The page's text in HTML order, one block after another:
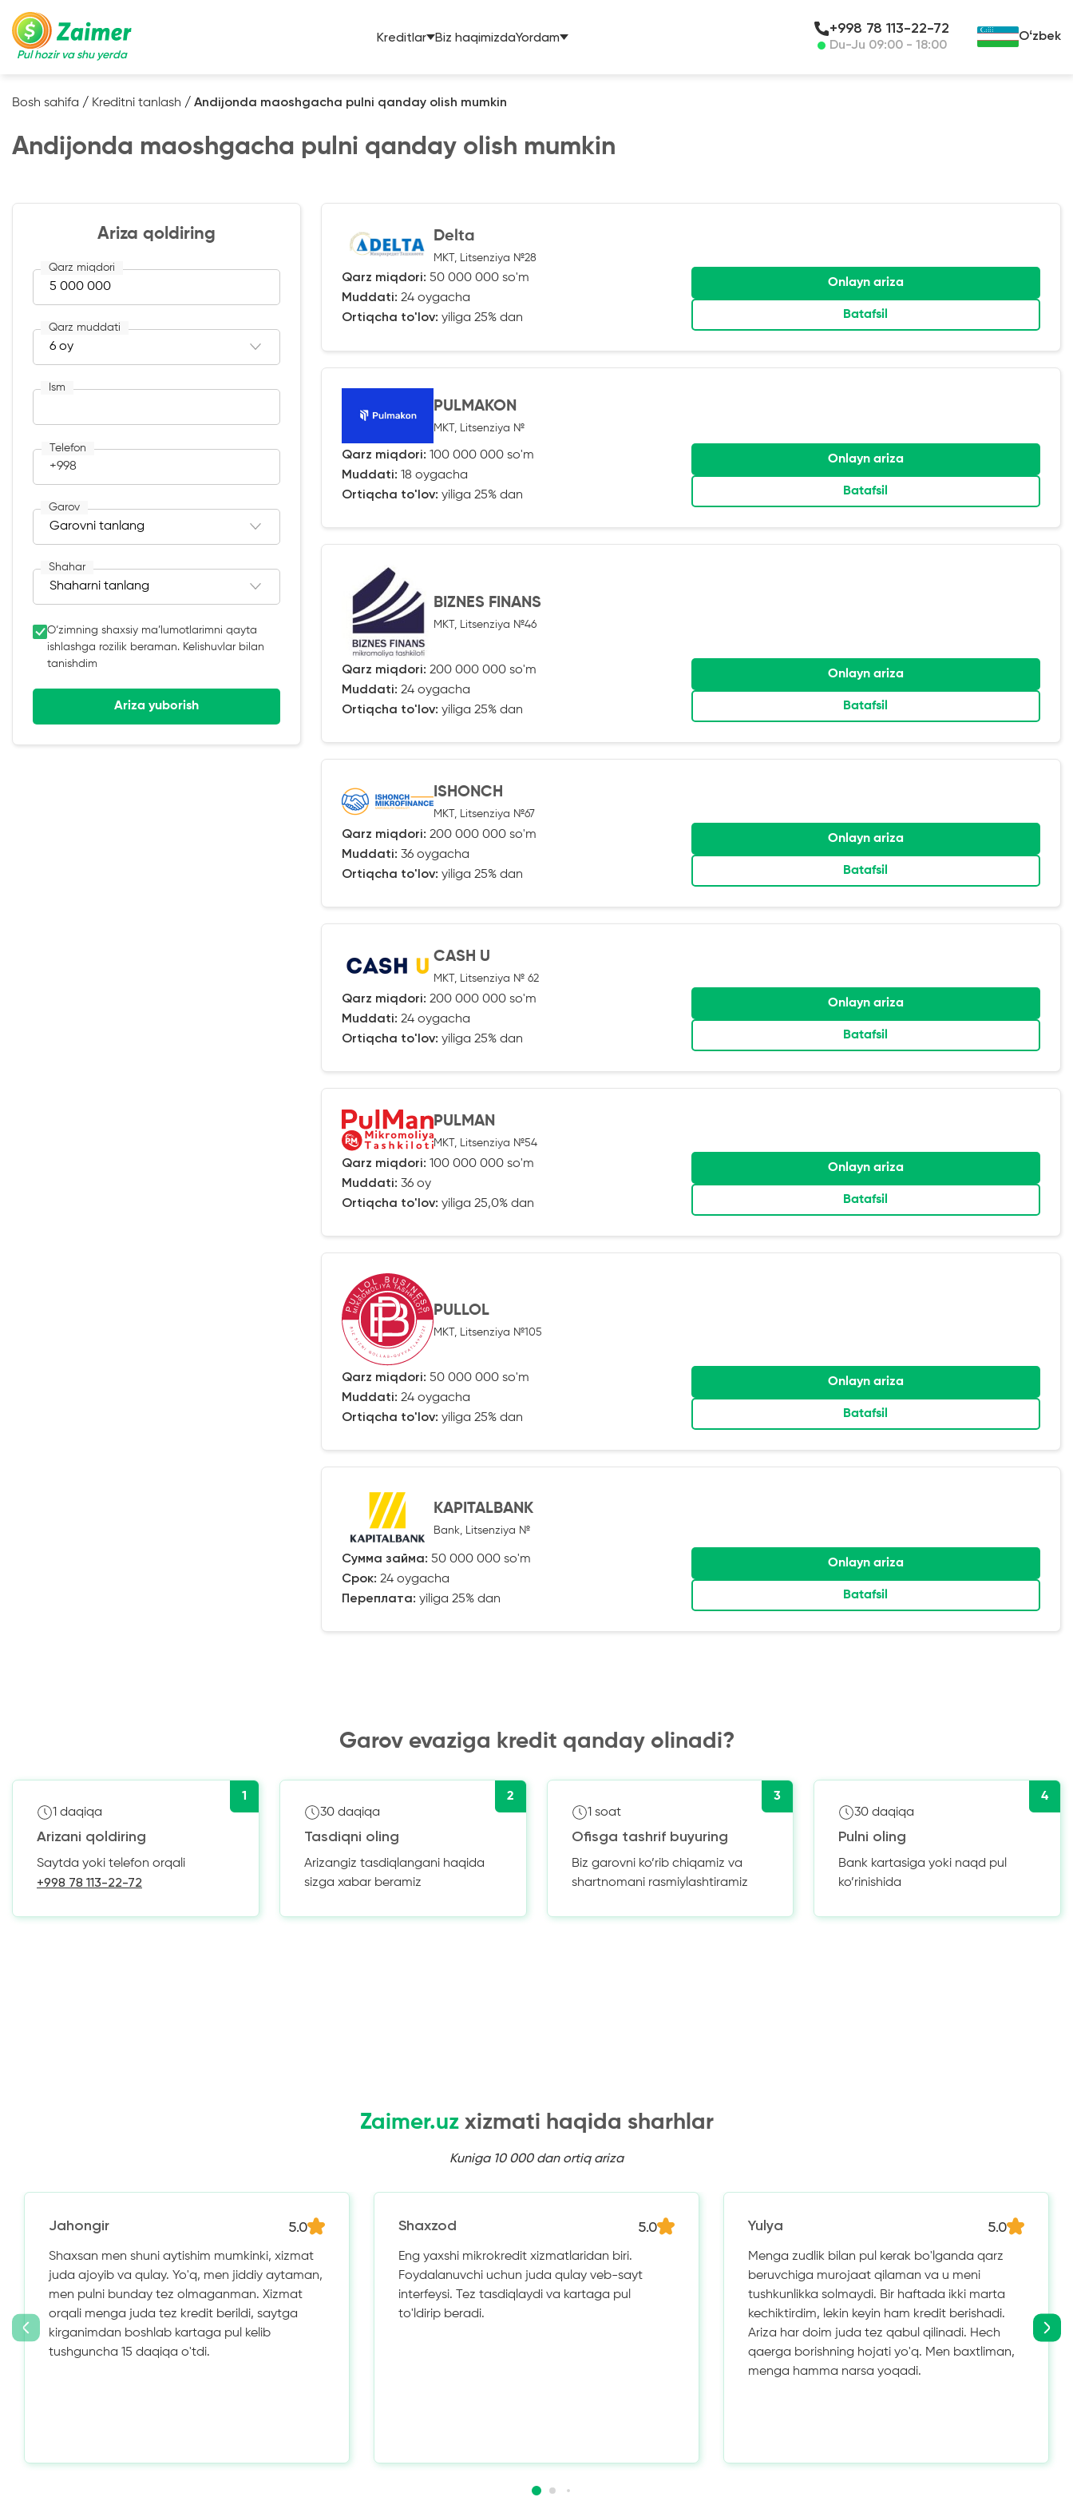
Pul hozir va shu yerda
Kreditlar Biz haqimizdaYordam
+998 78 113-22-72
Du-Ju 09:00 - 18:00
Oʻzbek
Bosh sahifa / Kreditni tanlash / Andijonda maoshgacha pulni qanday olish mumkin
Andijonda maoshgacha pulni qanday olish mumkin
Ariza qoldiring
Qarz miqdori
Qarz muddati
Ism
Telefon
+998
Garov
Shahar
O‘zimning shaxsiy ma’lumotlarimni qayta
ishlashga rozilik beraman. Kelishuvlar bilan
tanishdim
Ariza yuborish
Delta
MKT, Litsenziya №28
Qarz miqdori: 50 000 000 so'm
Muddati: 24 oygacha
Ortiqcha to'lov: yiliga 25% dan
Onlayn ariza
Batafsil
PULMAKON
MKT, Litsenziya №
Qarz miqdori: 100 000 000 so'm
Muddati: 18 oygacha
Ortiqcha to'lov: yiliga 25% dan
Onlayn ariza
Batafsil
BIZNES FINANS
MKT, Litsenziya №46
Qarz miqdori: 200 000 000 so'm
Muddati: 24 oygacha
Ortiqcha to'lov: yiliga 25% dan
Onlayn ariza
Batafsil
ISHONCH
MKT, Litsenziya №67
Qarz miqdori: 200 000 000 so'm
Muddati: 36 oygacha
Ortiqcha to'lov: yiliga 25% dan
Onlayn ariza
Batafsil
CASH U
MKT, Litsenziya № 62
Qarz miqdori: 200 000 000 so'm
Muddati: 24 oygacha
Ortiqcha to'lov: yiliga 25% dan
Onlayn ariza
Batafsil
PULMAN
MKT, Litsenziya №54
Qarz miqdori: 100 000 000 so'm
Muddati: 36 oy
Ortiqcha to'lov: yiliga 25,0% dan
Onlayn ariza
Batafsil
PULLOL
MKT, Litsenziya №105
Qarz miqdori: 50 000 000 so'm
Muddati: 24 oygacha
Ortiqcha to'lov: yiliga 25% dan
Onlayn ariza
Batafsil
KAPITALBANK
Bank, Litsenziya №
Сумма займа: 50 000 000 so'm
Срок: 24 oygacha
Переплата: yiliga 25% dan
Onlayn ariza
Batafsil
Garov evaziga kredit qanday olinadi?
1
1 daqiqa
Arizani qoldiring
Saytda yoki telefon orqali
+998 78 113-22-72
2
30 daqiqa
Tasdiqni oling
Arizangiz tasdiqlangani haqida
sizga xabar beramiz
3
1 soat
Ofisga tashrif buyuring
Biz garovni ko’rib chiqamiz va
shartnomani rasmiylashtiramiz
4
30 daqiqa
Pulni oling
Bank kartasiga yoki naqd pul
ko’rinishida
Zaimer.uzxizmati haqida sharhlar
Kuniga 10 000 dan ortiq ariza
Jahongir 5.0
Shaxsan men shuni aytishim mumkinki, xizmat
juda ajoyib va ​​qulay. Yo'q, men jiddiy aytaman,
men pulni bunday tez olmaganman. Xizmat
orqali menga juda tez kredit berildi, saytga
kirganimdan boshlab kartaga pul kelib
tushguncha 15 daqiqa o'tdi.
Shaxzod 5.0
Eng yaxshi mikrokredit xizmatlaridan biri.
Foydalanuvchi uchun juda qulay veb-sayt
interfeysi. Tez tasdiqlaydi va kartaga pul
to'ldirip beradi.
Yulya 5.0
Menga zudlik bilan pul kerak bo'lganda qarz
beruvchiga murojaat qilaman va u meni
tushkunlikka solmaydi. Bir haftada ikki marta
kechiktirdim, lekin keyin ham kredit berishadi.
Ariza har doim juda tez qabul qilinadi. Hech
qaerga borishning hojati yo'q. Men baxtliman,
menga hamma narsa yoqadi.